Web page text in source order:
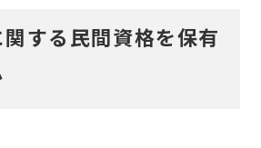
する民間資格を保有